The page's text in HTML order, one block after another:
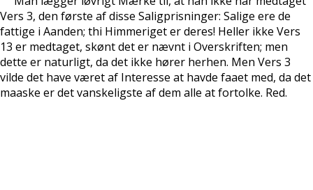
Vers 3, den første af disse Saligprisninger: Salige ere de
fattige i Aanden; thi Himmeriget er deres! Heller ikke Vers
13 er medtaget, skønt det er nævnt i Overskriften; men
dette er naturligt, da det ikke hører herhen. Men Vers 3
vilde det have været af Interesse at havde faaet med, da det
maaske er det vanskeligste af dem alle at fortolke. Red.